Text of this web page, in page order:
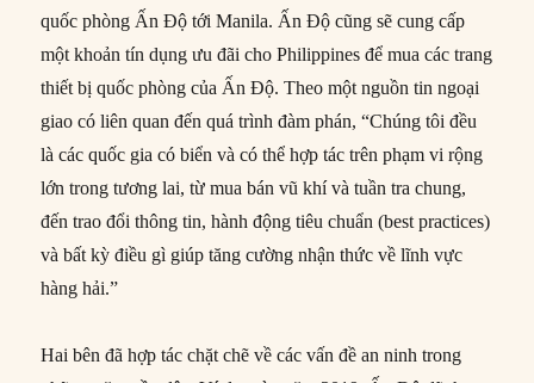
quốc phòng Ấn Độ tới Manila. Ấn Độ cũng sẽ cung cấp
một khoản tín dụng ưu đãi cho Philippines để mua các trang
thiết bị quốc phòng của Ấn Độ. Theo một nguồn tin ngoại
giao có liên quan đến quá trình đàm phán, “Chúng tôi đều
là các quốc gia có biển và có thể hợp tác trên phạm vi rộng
lớn trong tương lai, từ mua bán vũ khí và tuần tra chung,
đến trao đổi thông tin, hành động tiêu chuẩn (best practices)
và bất kỳ điều gì giúp tăng cường nhận thức về lĩnh vực
hàng hải.”
Hai bên đã hợp tác chặt chẽ về các vấn đề an ninh trong